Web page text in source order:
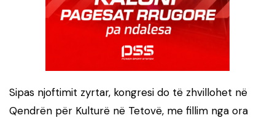
Sipas njoftimit zyrtar, kongresi do të zhvillohet në
Qendrën për Kulturë në Tetovë, me fillim nga ora